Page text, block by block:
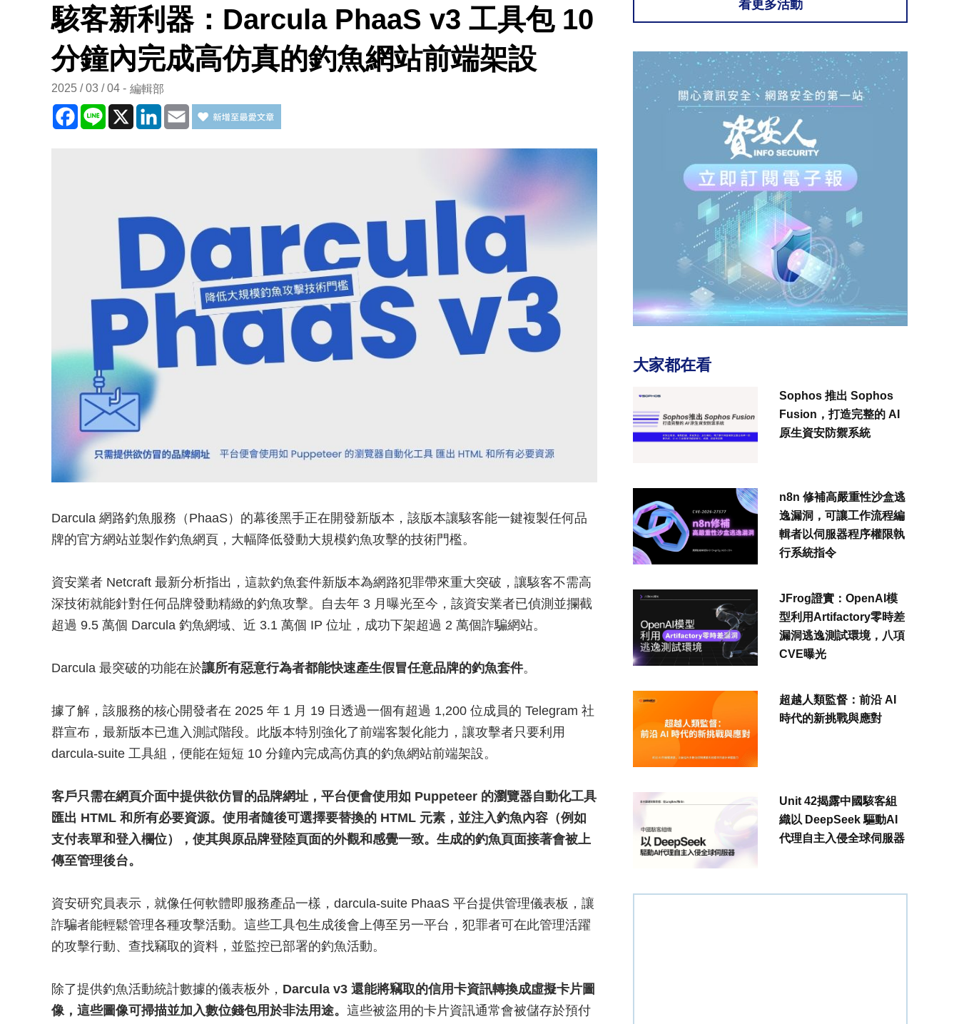
駭客新利器：Darcula PhaaS v3 工具包 10
分鐘內完成高仿真的釣魚網站前端架設
2025 / 03 / 04 編輯部
Facebook
Line X LinkedInEmail
Darcula 網路釣魚服務（PhaaS）的幕後黑手正在開發新版本，該版本讓駭客能一鍵複製任何品
牌的官方網站並製作釣魚網頁，大幅降低發動大規模釣魚攻擊的技術門檻。
資安業者 Netcraft 最新分析指出，這款釣魚套件新版本為網路犯罪帶來重大突破，讓駭客不需高
深技術就能針對任何品牌發動精緻的釣魚攻擊。自去年 3 月曝光至今，該資安業者已偵測並攔截
超過 9.5 萬個 Darcula 釣魚網域、近 3.1 萬個 IP 位址，成功下架超過 2 萬個詐騙網站。
Darcula 最突破的功能在於讓所有惡意行為者都能快速產生假冒任意品牌的釣魚套件。
據了解，該服務的核心開發者在 2025 年 1 月 19 日透過一個有超過 1,200 位成員的 Telegram 社
群宣布，最新版本已進入測試階段。此版本特別強化了前端客製化能力，讓攻擊者只要利用
darcula-suite 工具組，便能在短短 10 分鐘內完成高仿真的釣魚網站前端架設。
客戶只需在網頁介面中提供欲仿冒的品牌網址，平台便會使用如 Puppeteer 的瀏覽器自動化工具
匯出 HTML 和所有必要資源。使用者隨後可選擇要替換的 HTML 元素，並注入釣魚內容（例如
支付表單和登入欄位），使其與原品牌登陸頁面的外觀和感覺一致。生成的釣魚頁面接著會被上
傳至管理後台。
資安研究員表示，就像任何軟體即服務產品一樣，darcula-suite PhaaS 平台提供管理儀表板，讓
詐騙者能輕鬆管理各種攻擊活動。這些工具包生成後會上傳至另一平台，犯罪者可在此管理活躍
的攻擊行動、查找竊取的資料，並監控已部署的釣魚活動。
除了提供釣魚活動統計數據的儀表板外， Darcula v3 還能將竊取的信用卡資訊轉換成虛擬卡片圖
像，這些圖像可掃描並加入數位錢包用於非法用途。 這些被盜用的卡片資訊通常會被儲存於預付
看更多活動
大家都在看
Sophos 推出 Sophos
Fusion，打造完整的 AI
原生資安防禦系統
n8n 修補高嚴重性沙盒逃
逸漏洞，可讓工作流程編
輯者以伺服器程序權限執
行系統指令
JFrog證實：OpenAI模
型利用Artifactory零時差
漏洞逃逸測試環境，八項
CVE曝光
超越人類監督：前沿 AI
時代的新挑戰與應對
Unit 42揭露中國駭客組
織以 DeepSeek 驅動AI
代理自主入侵全球伺服器